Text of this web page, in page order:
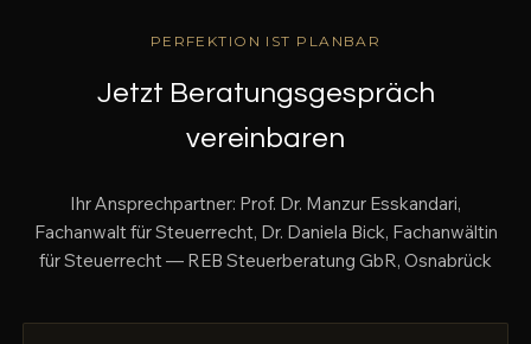
PERFEKTION IST PLANBAR
Jetzt Beratungsgespräch
vereinbaren
Ihr Ansprechpartner: Prof. Dr. Manzur Esskandari,
Fachanwalt für Steuerrecht, Dr. Daniela Bick, Fachanwältin
für Steuerrecht — REB Steuerberatung GbR, Osnabrück